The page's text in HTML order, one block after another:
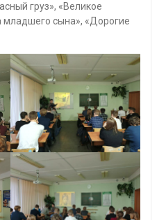
груз», «Великое
младшего сына», «Дорогие